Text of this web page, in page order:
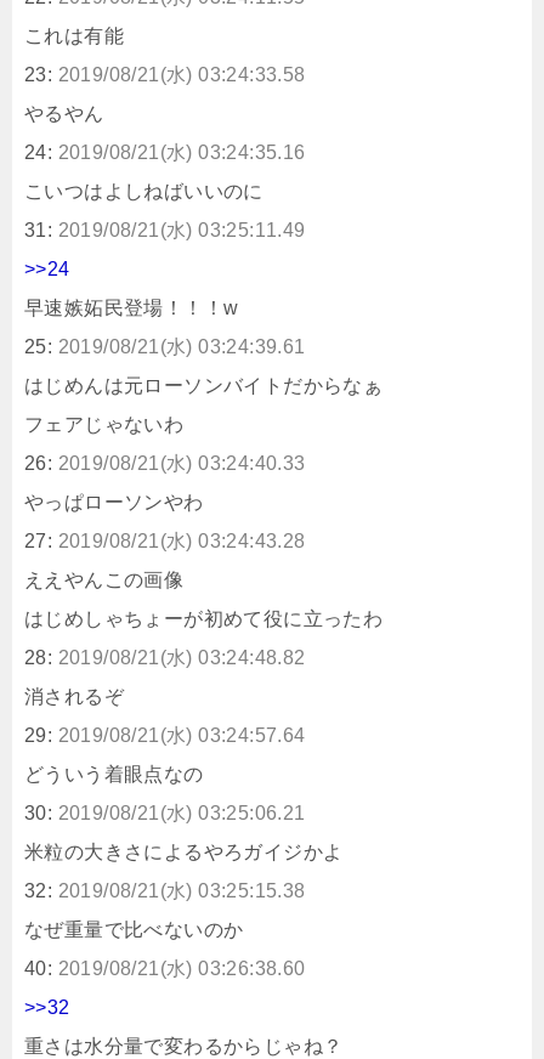
これは有能
23: 2019/08/21(水) 03:24:33.58
やるやん
24: 2019/08/21(水) 03:24:35.16
こいつはよしねばいいのに
31: 2019/08/21(水) 03:25:11.49
>>24
早速嫉妬民登場！！！w
25: 2019/08/21(水) 03:24:39.61
はじめんは元ローソンバイトだからなぁ
フェアじゃないわ
26: 2019/08/21(水) 03:24:40.33
やっぱローソンやわ
27: 2019/08/21(水) 03:24:43.28
ええやんこの画像
はじめしゃちょーが初めて役に立ったわ
28: 2019/08/21(水) 03:24:48.82
消されるぞ
29: 2019/08/21(水) 03:24:57.64
どういう着眼点なの
30: 2019/08/21(水) 03:25:06.21
米粒の大きさによるやろガイジかよ
32: 2019/08/21(水) 03:25:15.38
なぜ重量で比べないのか
40: 2019/08/21(水) 03:26:38.60
>>32
重さは水分量で変わるからじゃね？